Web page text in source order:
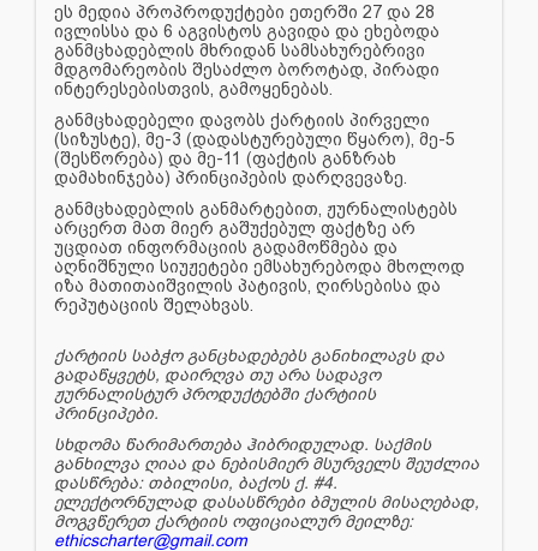
ეს მედია პროპროდუქტები ეთერში 27 და 28
ივლისსა და 6 აგვისტოს გავიდა და ეხებოდა
განმცხადებლის მხრიდან სამსახურებრივი
მდგომარეობის შესაძლო ბოროტად, პირადი
ინტერესებისთვის, გამოყენებას.
განმცხადებელი დავობს ქარტიის პირველი
(სიზუსტე), მე-3 (დადასტურებული წყარო), მე-5
(შესწორება) და მე-11 (ფაქტის განზრახ
დამახინჯება) პრინციპების დარღვევაზე.
განმცხადებლის განმარტებით, ჟურნალისტებს
არცერთ მათ მიერ გაშუქებულ ფაქტზე არ
უცდიათ ინფორმაციის გადამოწმება და
აღნიშნული სიუჟეტები ემსახურებოდა მხოლოდ
იზა მათითაიშვილის პატივის, ღირსებისა და
რეპუტაციის შელახვას.
ქარტიის საბჭო განცხადებებს განიხილავს და
გადაწყვეტს, დაირღვა თუ არა სადავო
ჟურნალისტურ პროდუქტებში ქარტიის
პრინციპები.
სხდომა წარიმართება ჰიბრიდულად. საქმის
განხილვა ღიაა და ნებისმიერ მსურველს შეუძლია
დასწრება: თბილისი, ბაქოს ქ. #4.
ელექტორნულად დასასწრები ბმულის მისაღებად,
მოგვწერეთ ქარტიის ოფიციალურ მეილზე:
ethicscharter@gmail.com